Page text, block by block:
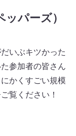
パーズ）
いぶキツかった
参加者の皆さん
かくすごい規模
覧ください！